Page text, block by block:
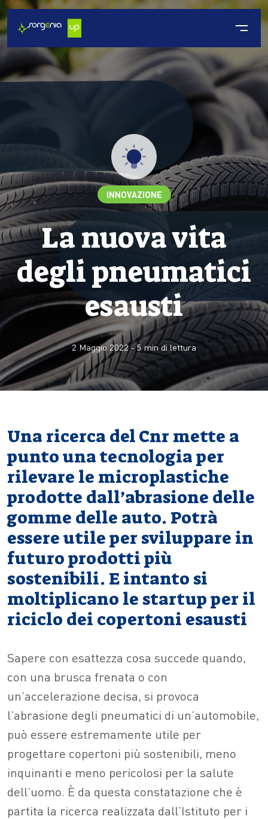
INNOVAZIONE
La nuova vita
degli pneumatici
esausti
2 Maggio 2022-5min di lettura
Una ricerca del Cnr mette a
punto una tecnologia per
rilevare le microplastiche
prodotte dall’abrasione delle
gomme delle auto. Potrà
essere utile per sviluppare in
futuro prodotti più
sostenibili. E intanto si
moltiplicano le startup per il
riciclo dei copertoni esausti
Sapere con esattezza cosa succede quando,
con una brusca frenata o con
un’accelerazione decisa, si provoca
l’abrasione degli pneumatici di un’automobile,
può essere estremamente utile per
progettare copertoni più sostenibili, meno
inquinanti e meno pericolosi per la salute
dell’uomo. È da questa constatazione che è
partita la ricerca realizzata dall’Istituto per i